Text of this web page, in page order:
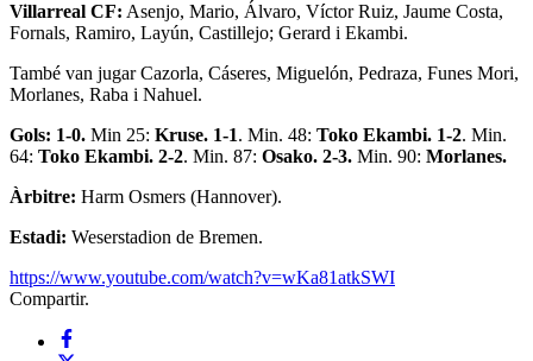
Villarreal CF: Asenjo, Mario, Álvaro, Víctor Ruiz, Jaume Costa,
Fornals, Ramiro, Layún, Castillejo; Gerard i Ekambi.
També van jugar Cazorla, Cáseres, Miguelón, Pedraza, Funes Mori,
Morlanes, Raba i Nahuel.
Gols: 1-0. Min 25: Kruse. 1-1. Min. 48: Toko Ekambi. 1-2. Min.
64: Toko Ekambi. 2-2. Min. 87: Osako. 2-3. Min. 90: Morlanes.
Àrbitre: Harm Osmers (Hannover).
Estadi: Weserstadion de Bremen.
https://www.youtube.com/watch?v=wKa81atkSWI
Compartir.